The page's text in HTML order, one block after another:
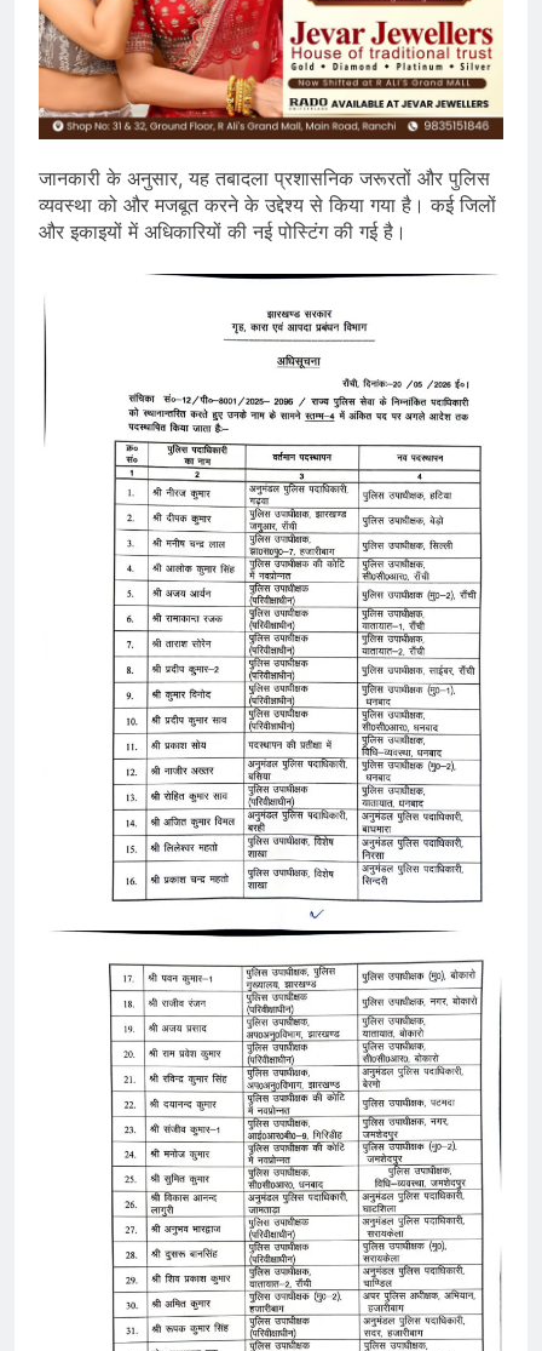
जानकारी के अनुसार, यह तबादला प्रशासनिक जरूरतों और पुलिस
व्यवस्था को और मजबूत करने के उद्देश्य से किया गया है। कई जिलों
और इकाइयों में अधिकारियों की नई पोस्टिंग की गई है।